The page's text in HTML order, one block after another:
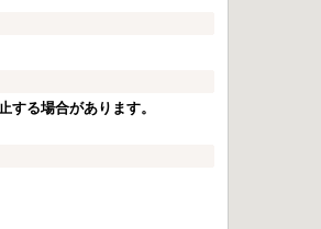
する場合があります。